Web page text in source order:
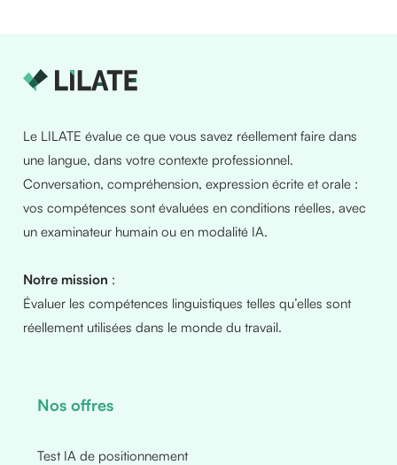
Le LILATE évalue ce que vous savez réellement faire dans
une langue, dans votre contexte professionnel.
Conversation, compréhension, expression écrite et orale :
vos compétences sont évaluées en conditions réelles, avec
un examinateur humain ou en modalité IA.
Notre mission :
Évaluer les compétences linguistiques telles qu’elles sont
réellement utilisées dans le monde du travail.
Nos offres
Test IA de positionnement